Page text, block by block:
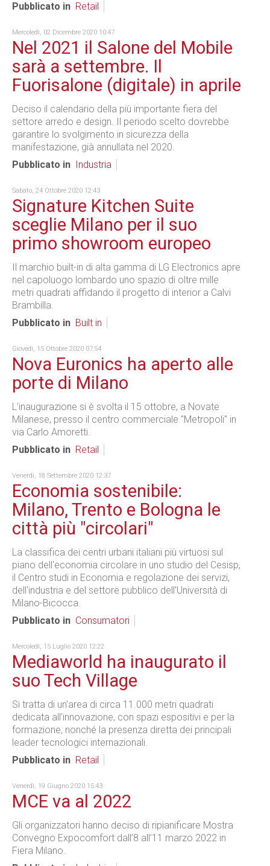
Pubblicato in Retail
Mercoledì, 02 Dicembre 2020 10:47
Nel 2021 il Salone del Mobile
sarà a settembre. Il
Fuorisalone (digitale) in aprile
Deciso il calendario della più importante fiera del
settore arredo e design. Il periodo scelto dovrebbe
garantire lo svolgimento in sicurezza della
manifestazione, già annullata nel 2020.
Pubblicato in
Industria
Sabato, 24 Ottobre 2020 12:43
Signature Kitchen Suite
sceglie Milano per il suo
primo showroom europeo
Il marchio built-in di alta gamma di LG Electronics apre
nel capoluogo lombardo uno spazio di oltre mille
metri quadrati affidando il progetto di interior a Calvi
Brambilla.
Pubblicato in Built in
Giovedì, 15 Ottobre 2020 07:54
Nova Euronics ha aperto alle
porte di Milano
L'inaugurazione si è svolta il 15 ottobre, a Novate
Milanese, presso il centro commerciale "Metropoli" in
via Carlo Amoretti.
Pubblicato in Retail
Venerdì, 18 Settembre 2020 12:37
Economia sostenibile:
Milano, Trento e Bologna le
città più "circolari"
La classifica dei centri urbani italiani più virtuosi sul
piano dell'economia circolare in uno studio del Cesisp,
il Centro studi in Economia e regolazione dei servizi,
dell'industria e del settore pubblico dell'Università di
Milano-Bicocca.
Pubblicato in Consumatori
Mercoledì, 15 Luglio 2020 12:22
Mediaworld ha inaugurato il
suo Tech Village
Si tratta di un'area di circa 11.000 metri quadrati
dedicata all’innovazione, con spazi espositivi e per la
formazione, nonché la presenza diretta dei principali
leader tecnologici internazionali.
Pubblicato in Retail
Venerdì, 19 Giugno 2020 15:43
MCE va al 2022
Gli organizzatori hanno deciso di ripianificare Mostra
Convegno Expocomfort dall’8 all’11 marzo 2022 in
Fiera Milano.